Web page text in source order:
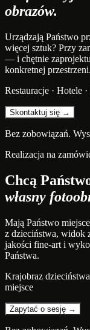
obrazów.
Urządzają Państwo
więcej sztuk? Przy
— i chętnie
konkretnej przestrzeni.
Restauracje · Hotele
Skontaktuj się →
Bez zobowiązań.
Realizacja na
Chcą
własny
Mają Państwo
z dzieciństwa, widok
jakości fine-art i
Państwa.
Krajobraz
miejsce
Zapytać o sesję →